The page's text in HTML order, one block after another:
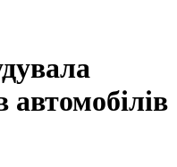
автомобілів